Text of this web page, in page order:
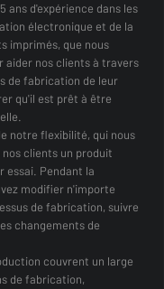
ans d'expérience dans les
électronique et de la
imprimés, que nous
aider nos clients à travers
de fabrication de leur
qu'il est prêt à être
notre flexibilité, qui nous
clients un produit
essai. Pendant la
modifier n'importe
de fabrication, suivre
changements de
couvrent un large
de fabrication,